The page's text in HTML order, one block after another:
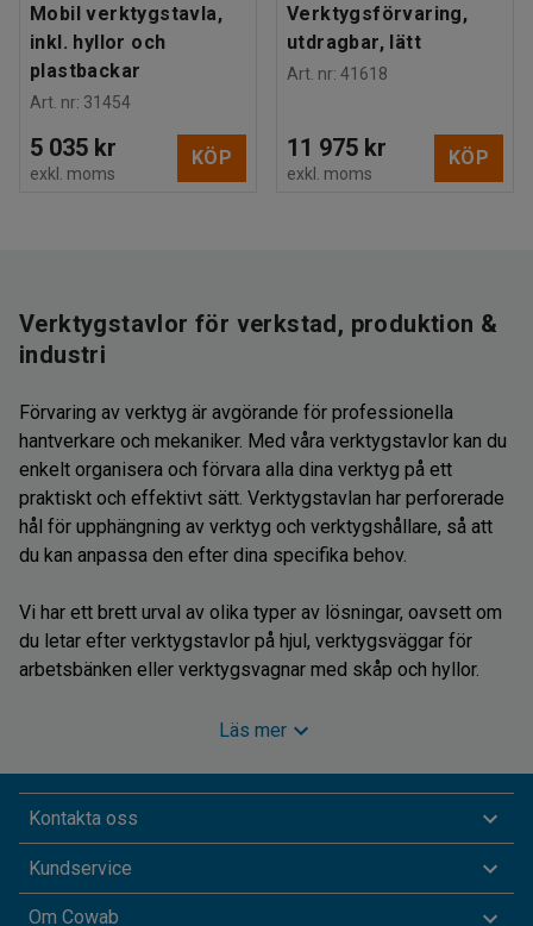
Mobil verktygstavla,
inkl. hyllor och
plastbackar
Art. nr: 31454
5 035 kr
exkl. moms
KÖP
Verktygsförvaring,
utdragbar, lätt
Art. nr: 41618
11 975 kr
exkl. moms
KÖP
Verktygstavlor för verkstad, produktion &
industri
Förvaring av verktyg är avgörande för professionella
hantverkare och mekaniker. Med våra verktygstavlor kan du
enkelt organisera och förvara alla dina verktyg på ett
praktiskt och effektivt sätt. Verktygstavlan har perforerade
hål för upphängning av verktyg och verktygshållare, så att
du kan anpassa den efter dina specifika behov.
Vi har ett brett urval av olika typer av lösningar, oavsett om
du letar efter verktygstavlor på hjul, verktygsväggar för
arbetsbänken eller verktygsvagnar med skåp och hyllor.
För att skapa ordning och ha full kontroll över dina verktyg
ge dig en fast arbetsstation där du har alla dina verktyg
inom räckhåll. Dessa lösningar är mycket flexibla och
platsbesparande, så att du kan förvara många verktyg på en
begränsad yta.
Läs mer
Kontakta oss
Kundservice
Om Cowab